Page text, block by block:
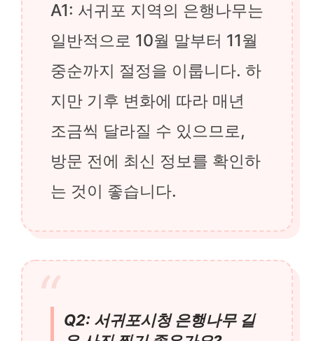
A1: 서귀포 지역의 은행나무는
일반적으로 10월 말부터 11월
중순까지 절정을 이룹니다. 하
지만 기후 변화에 따라 매년
조금씩 달라질 수 있으므로,
방문 전에 최신 정보를 확인하
는 것이 좋습니다.
Q2: 서귀포시청 은행나무 길